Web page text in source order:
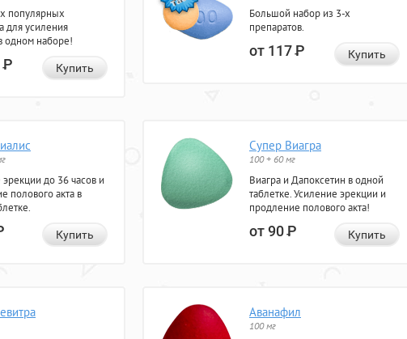
популярных
для усиления
одном наборе!
Р Купить
Большой набор из 3-х
препаратов.
от 117Р Купить
до 36 часов и
полового акта в
Купить
Супер Виагра
100 + 60 мг
Виагра и Дапоксетин в одной
таблетке. Усиление эрекции и
продление полового акта!
от 90Р Купить
Аванафил
100 мг